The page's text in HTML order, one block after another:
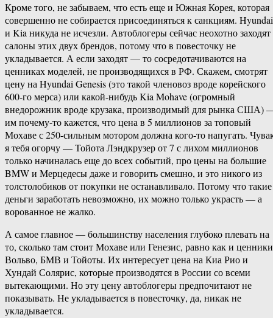
Кроме того, не забываем, что есть еще и Южная Корея, которая
совершенно не собирается присоединяться к санкциям. Hyundai
и Kia никуда не исчезли. Автоблогеры сейчас неохотно заходят
салоны этих двух брендов, потому что в повесточку не
укладывается. А если заходят — то сосредотачиваются на
ценниках моделей, не производящихся в РФ. Скажем, смотрят
цену на Hyundai Genesis (это такой членовоз вроде корейского
600-го мерса) или какой-нибудь Kia Mohave (огромный
внедорожник вроде крузака, производимый для рынка США)
им почему-то кажется, что цена в 5 миллионов за топовый
Мохаве с 250-сильным мотором должна кого-то напугать.
я тебя огорчу — Тойота Лэндкрузер от 7 с лихом миллионов
только начиналась еще до всех событий, про цены на большие
BMW и Мерцедесы даже и говорить смешно, и это никого из
толстолобиков от покупки не останавливало. Потому что такие
деньги заработать невозможно, их можно только украсть — а
ворованное не жалко.
А самое главное — большинству населения глубоко плевать на
то, сколько там стоит Мохаве или Генезис, равно как и ценники
Вольво, БМВ и Тойоты. Их интересует цена на Киа Рио и
Хундай Солярис, которые производятся в России со всеми
вытекающими. Но эту цену автоблогеры предпочитают не
показывать. Не укладывается в повесточку, да, никак не
укладывается.